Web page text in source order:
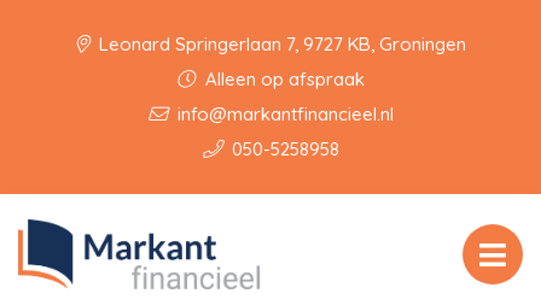
Leonard Springerlaan 7, 9727 KB, Groningen
Alleen op afspraak
info@markantfinancieel.nl
050-5258958